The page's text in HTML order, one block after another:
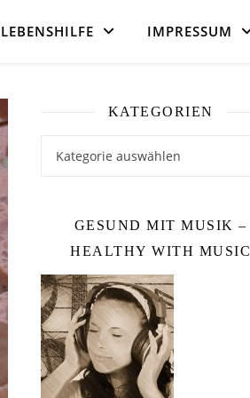
LEBENSHILFE IMPRESSUM
KATEGORIEN
GESUND MIT MUSIK –
HEALTHY WITH MUSIC